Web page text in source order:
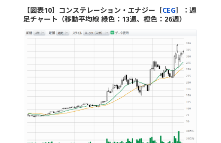
【図表10】コンステレーション・エナジー［CEG］：週
足チャート（移動平均線 緑色：13週、橙色：26週）